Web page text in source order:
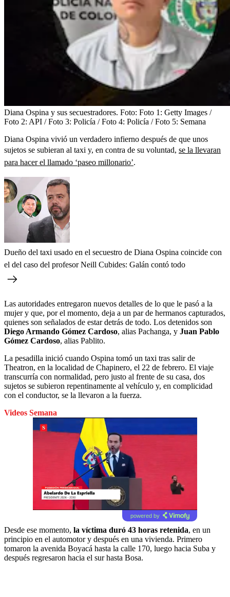
Diana Ospina y sus secuestradores. Foto: Foto 1: Getty Images /
Foto 2: API / Foto 3: Policía / Foto 4: Policía / Foto 5: Semana
Diana Ospina vivió un verdadero infierno después de que unos
sujetos se subieran al taxi y, en contra de su voluntad, se la llevaran
para hacer el llamado ‘paseo millonario’.
Dueño del taxi usado en el secuestro de Diana Ospina coincide con
el del caso del profesor Neill Cubides: Galán contó todo
Las autoridades entregaron nuevos detalles de lo que le pasó a la
mujer y que, por el momento, deja a un par de hermanos capturados,
quienes son señalados de estar detrás de todo. Los detenidos son
Diego Armando Gómez Cardoso, alias Pachanga, y Juan Pablo
Gómez Cardoso, alias Pablito.
La pesadilla inició cuando Ospina tomó un taxi tras salir de
Theatron, en la localidad de Chapinero, el 22 de febrero. El viaje
transcurría con normalidad, pero justo al frente de su casa, dos
sujetos se subieron repentinamente al vehículo y, en complicidad
con el conductor, se la llevaron a la fuerza.
Videos Semana
powered by
Desde ese momento, la víctima duró 43 horas retenida, en un
principio en el automotor y después en una vivienda. Primero
tomaron la avenida Boyacá hasta la calle 170, luego hacia Suba y
después regresaron hacia el sur hasta Bosa.